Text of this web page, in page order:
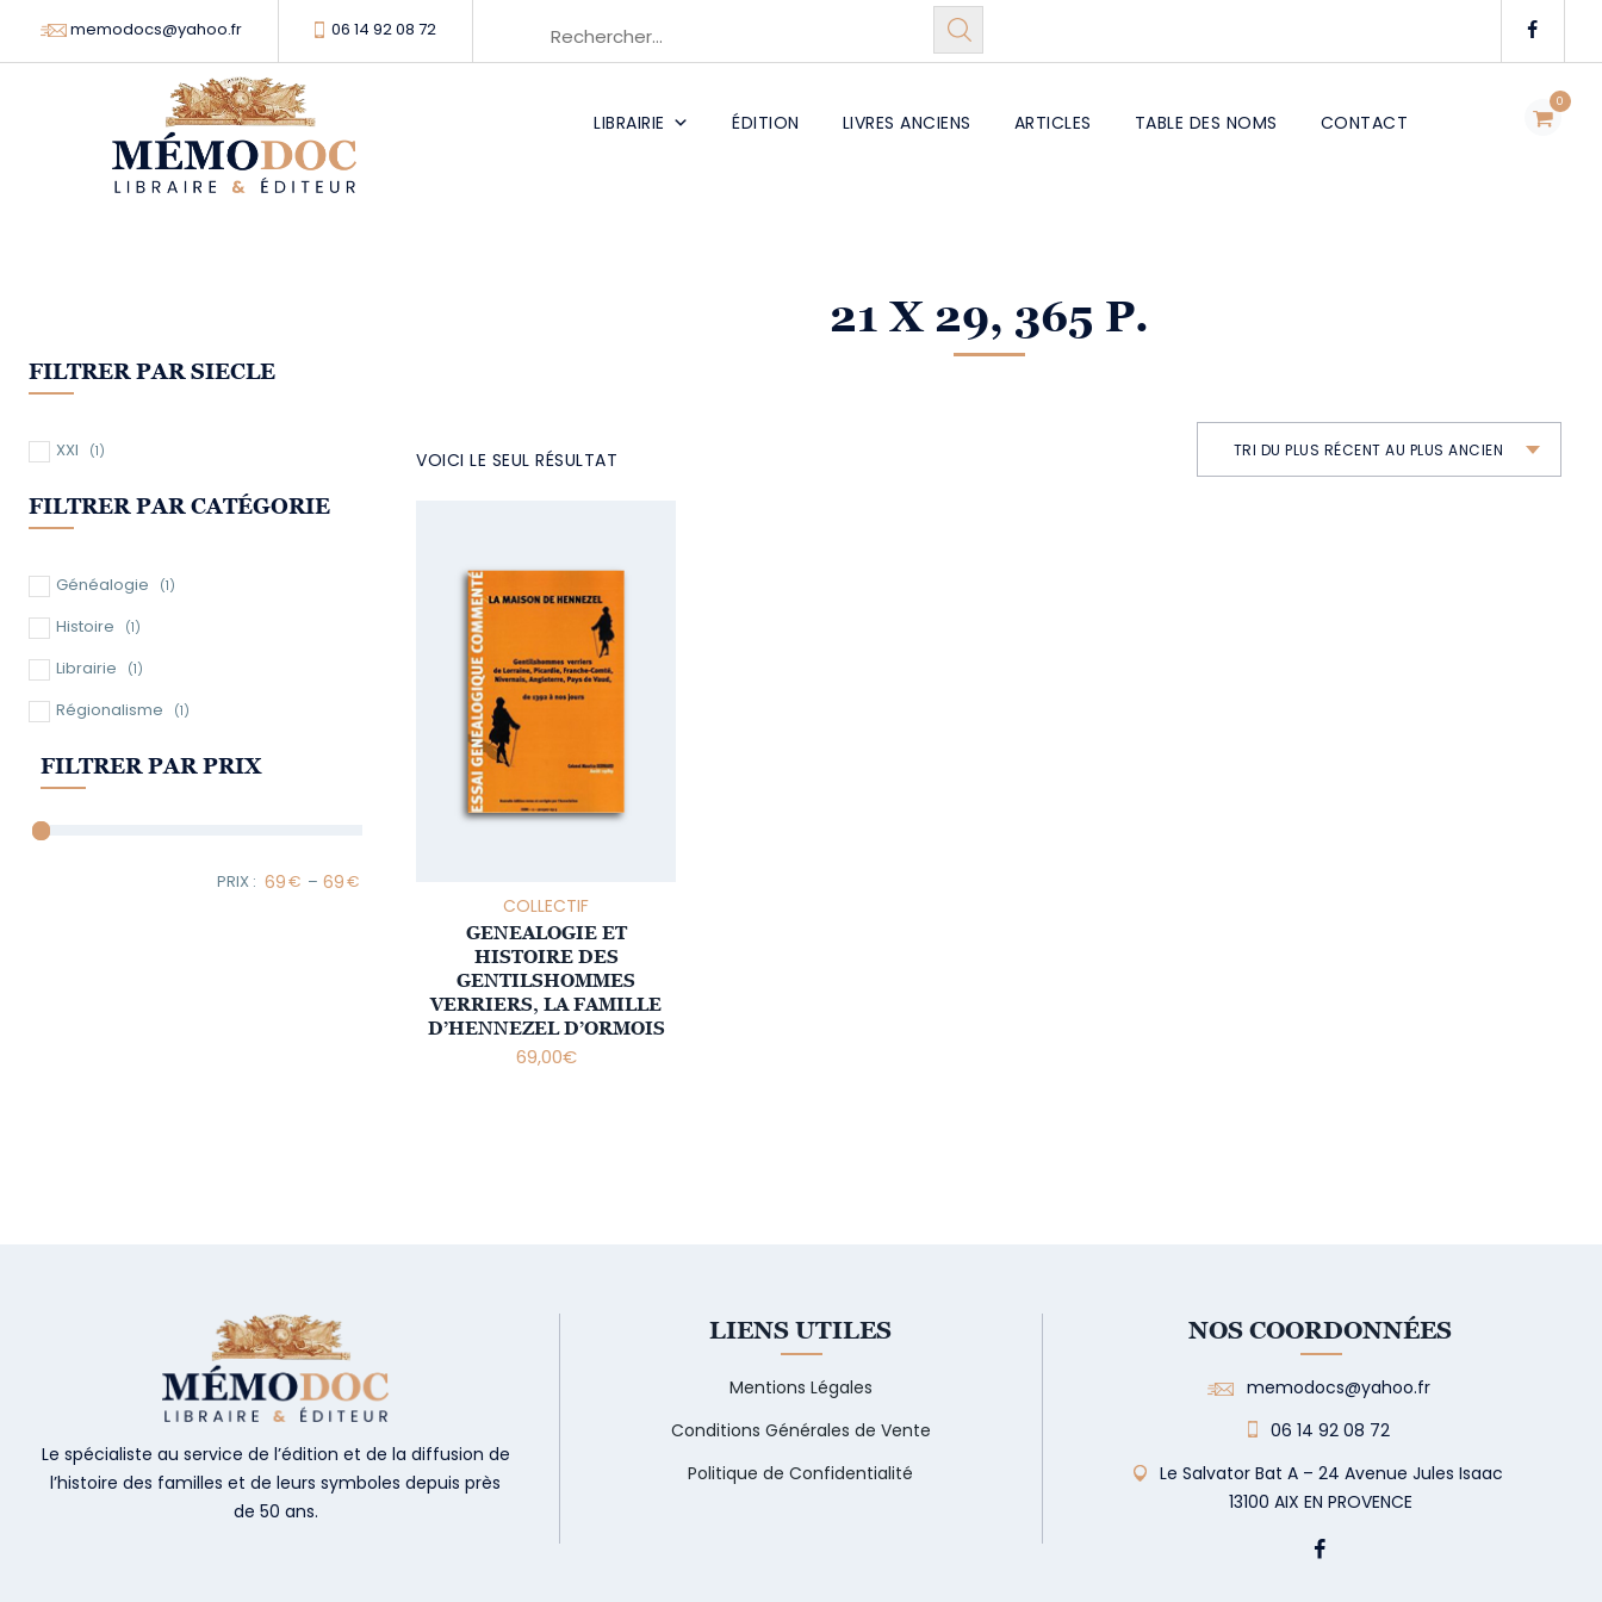
memodocs@yahoo.fr 06 14 92 08 72
0
LIBRAIRIE ÉDITION LIVRES ANCIENS ARTICLES TABLE DES NOMS CONTACT
21 X 29, 365 P.
VOICI LE SEUL RÉSULTAT TRI DU PLUS RÉCENT AU PLUS ANCIEN
COLLECTIF
GENEALOGIE ET
HISTOIRE DES
GENTILSHOMMES
VERRIERS, LA FAMILLE
D’HENNEZEL D’ORMOIS
69,00€
FILTRER PAR SIECLE
XXI (1)
FILTRER PAR CATÉGORIE
Généalogie (1)
Histoire (1)
Librairie (1)
Régionalisme (1)
FILTRER PAR PRIX
Minimum Price
–
Maximum Price
Le spécialiste au service de l’édition et de la diffusion de
l’histoire des familles et de leurs symboles depuis près
de 50 ans.
LIENS UTILES
Mentions Légales
Conditions Générales de Vente
Politique de Confidentialité
NOS COORDONNÉES
memodocs@yahoo.fr
06 14 92 08 72
Le Salvator Bat A – 24 Avenue Jules Isaac
13100 AIX EN PROVENCE